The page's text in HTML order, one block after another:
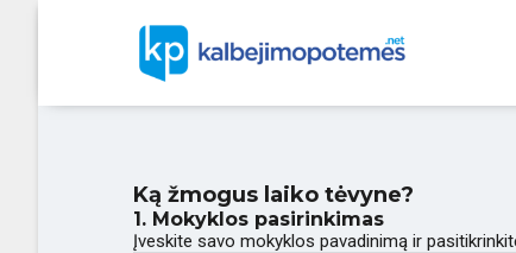
Ką žmogus laiko tėvyne?
1. Mokyklos pasirinkimas
Įveskite savo mokyklos pavadinimą ir